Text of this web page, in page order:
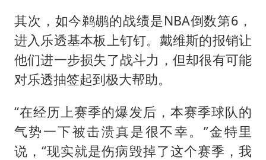
其次，如今鹈鹕的战绩是NBA倒数第6，
进入乐透基本板上钉钉。戴维斯的报销让
他们进一步损失了战斗力，但却很有可能
对乐透抽签起到极大帮助。
“在经历上赛季的爆发后，本赛季球队的
气势一下被击溃真是很不幸。”金特里
说，“现实就是伤病毁掉了这个赛季，我